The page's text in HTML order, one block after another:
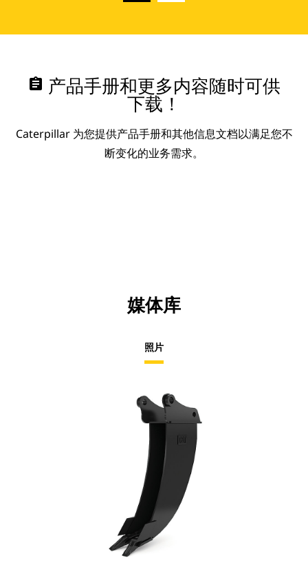
assignment 产品手册和更多内容随时可供
下载！
Caterpillar 为您提供产品手册和其他信息文档以满足您不
断变化的业务需求。
媒体库
照片